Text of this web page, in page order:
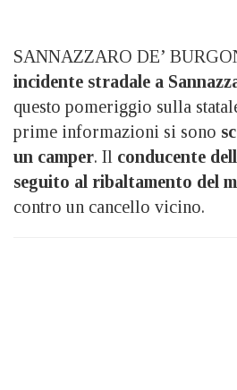
SANNAZZARO DE’
incidente stradale a
questo pomeriggio sulla
prime informazioni si sono
un camper. Il conducente
seguito al ribaltamento del
contro un cancello vicino.